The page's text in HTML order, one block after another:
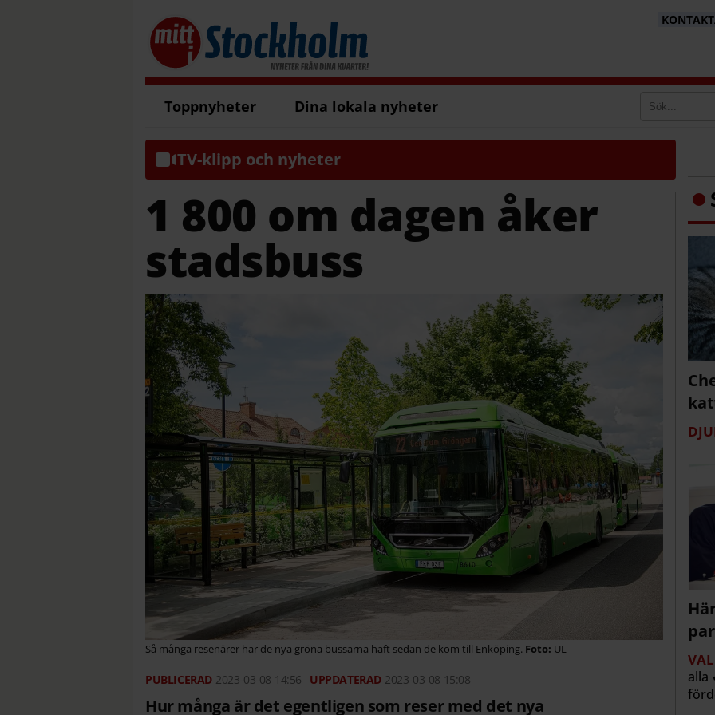
Toppnyheter Dina lokala nyheter
TV-klipp och nyheter
1 800 om dagen åker
stadsbuss
Så många resenärer har de nya gröna bussarna haft sedan de kom till Enköping. UL
2023-03-08 14:56 2023-03-08 15:08
Hur många är det egentligen som reser med det nya
VAL
alla